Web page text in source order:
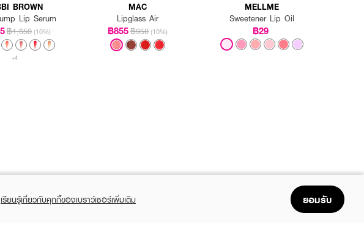
BROWN
Lip Serum
฿1,650 (10%)
+4
MAC
Lipglass Air
฿855฿950 (10%)
MELLME
Sweetener Lip Oil
฿29
เรียนรู้เกี่ยวกับคุกกี้ของเบราว์เซอร์เพิ่มเติม ยอมรับ